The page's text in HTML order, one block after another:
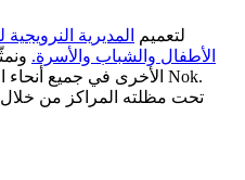
وتخضع أنشطة مركز Nok. لتعميم
المديرية
الأطفال والشباب والأسرة.
تحت مظلته المراكز من